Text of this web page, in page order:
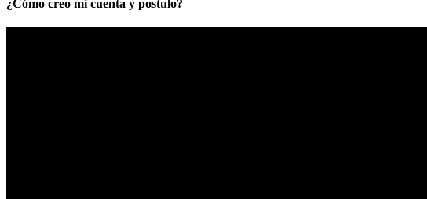
¿Cómo creo mi cuenta y postulo?